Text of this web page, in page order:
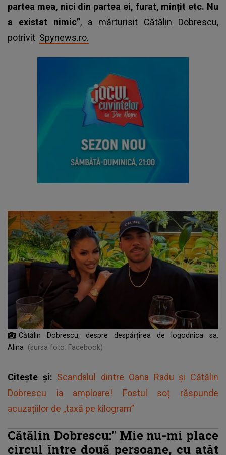
partea mea, nici din partea ei, furat, mințit etc. Nu
a existat nimic”, a mărturisit Cătălin Dobrescu,
potrivit Spynews.ro.
Cătălin Dobrescu, despre despărțirea de logodnica sa,
Alina
(sursa foto: Facebook)
Citește și: Scandalul dintre Oana Radu și Cătălin
Dobrescu ia amploare! Fostul soț răspunde
acuzațiilor de „taxă pe kilogram”
Cătălin Dobrescu:" Mie nu-mi place
circul între două persoane, cu atât